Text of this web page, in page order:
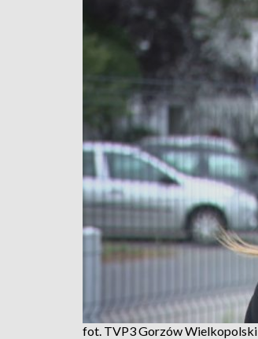
fot. TVP3 Gorzów Wielkopolski